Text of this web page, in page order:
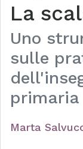
La
Uno
sulle
primaria
Marta